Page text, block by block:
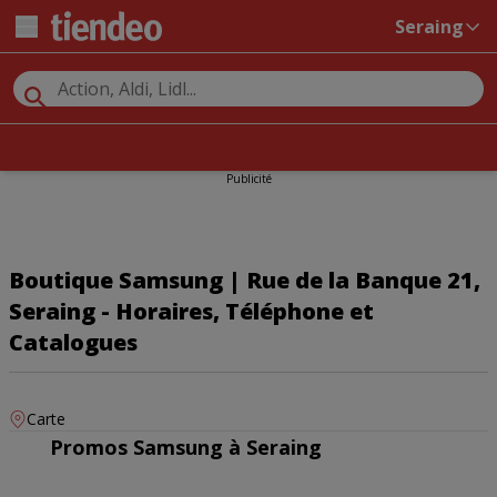
Seraing
Publicité
Boutique Samsung | Rue de la Banque 21,
Seraing - Horaires, Téléphone et
Catalogues
Carte
Promos Samsung à Seraing